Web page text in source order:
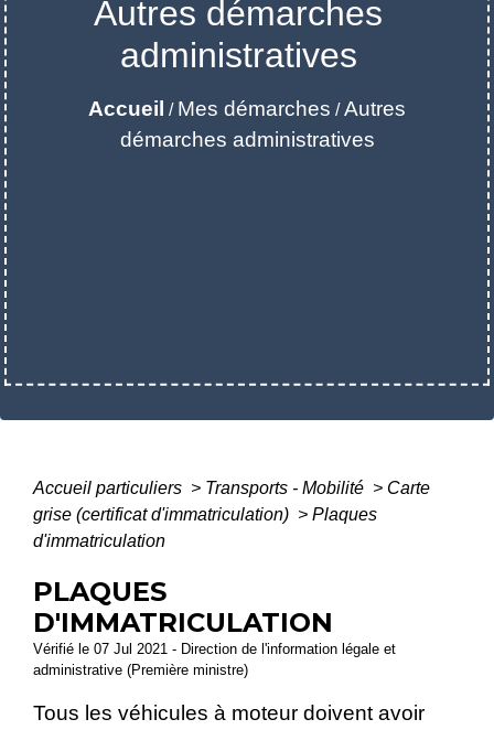
Autres démarches
administratives
Accueil / Mes démarches / Autres
démarches administratives
Accueil particuliers > Transports - Mobilité > Carte
grise (certificat d'immatriculation) > Plaques
d'immatriculation
PLAQUES
D'IMMATRICULATION
Vérifié le 07 Jul 2021 - Direction de l'information légale et
administrative (Première ministre)
Tous les véhicules à moteur doivent avoir